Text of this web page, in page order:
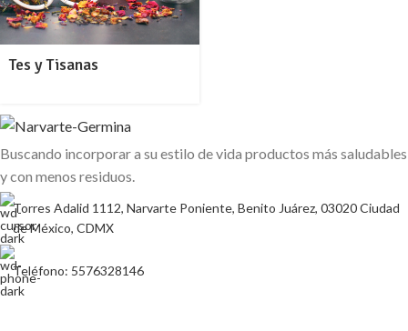
Tes y Tisanas
Buscando incorporar a su estilo de vida productos más saludables
y con menos residuos.
Torres Adalid 1112, Narvarte Poniente, Benito Juárez, 03020 Ciudad
de México, CDMX
Teléfono: 5576328146